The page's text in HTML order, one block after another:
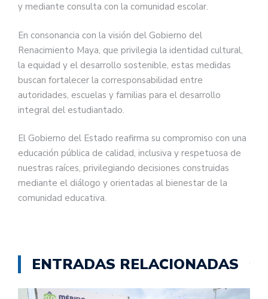
y mediante consulta con la comunidad escolar.
En consonancia con la visión del Gobierno del
Renacimiento Maya, que privilegia la identidad cultural,
la equidad y el desarrollo sostenible, estas medidas
buscan fortalecer la corresponsabilidad entre
autoridades, escuelas y familias para el desarrollo
integral del estudiantado.
El Gobierno del Estado reafirma su compromiso con una
educación pública de calidad, inclusiva y respetuosa de
nuestras raíces, privilegiando decisiones construidas
mediante el diálogo y orientadas al bienestar de la
comunidad educativa.
ENTRADAS RELACIONADAS